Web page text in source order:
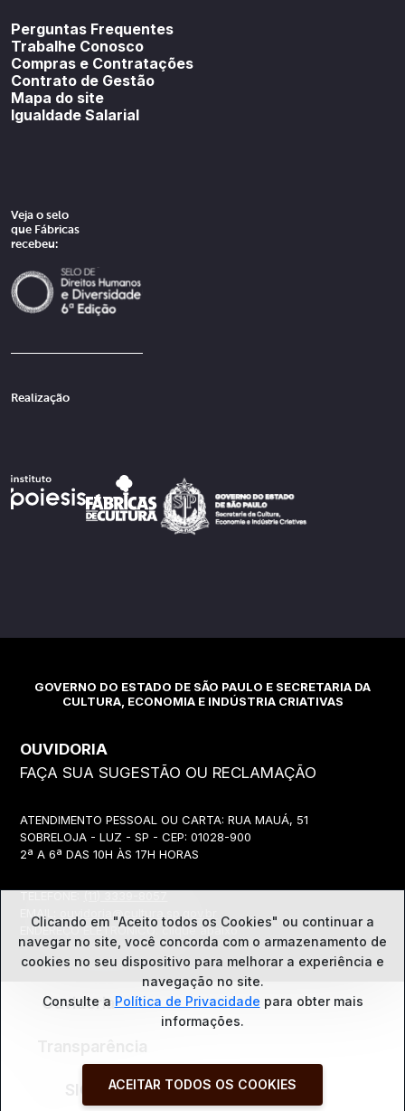
Perguntas Frequentes
Trabalhe Conosco
Compras e Contratações
Contrato de Gestão
Mapa do site
Igualdade Salarial
Veja o selo
que Fábricas
recebeu:
Realização
GOVERNO DO ESTADO DE SÃO PAULO E SECRETARIA DA
CULTURA, ECONOMIA E INDÚSTRIA CRIATIVAS
OUVIDORIA
FAÇA SUA SUGESTÃO OU RECLAMAÇÃO
ATENDIMENTO PESSOAL OU CARTA: RUA MAUÁ, 51
SOBRELOJA - LUZ - SP - CEP: 01028-900
2ª A 6ª DAS 10H ÀS 17H HORAS
EMAIL:
ouvidoria@cultura.sp.gov.br
ENDEREÇO ELETRÔNICO: clique abaixo
Ouvidoria
Clicando em "Aceito todos os Cookies" ou continuar a
navegar no site, você concorda com o armazenamento de
cookies no seu dispositivo para melhorar a experiência e
navegação no site.
Consulte a Política de Privacidade para obter mais
informações.
ACEITAR TODOS OS COOKIES